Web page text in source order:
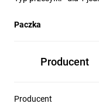
Paczka
Producent
Producent